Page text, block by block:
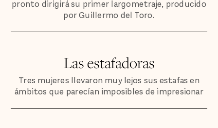
pronto dirigirá su primer largometraje, producido
por Guillermo del Toro.
Las estafadoras
Tres mujeres llevaron muy lejos sus estafas en
ámbitos que parecían imposibles de impresionar